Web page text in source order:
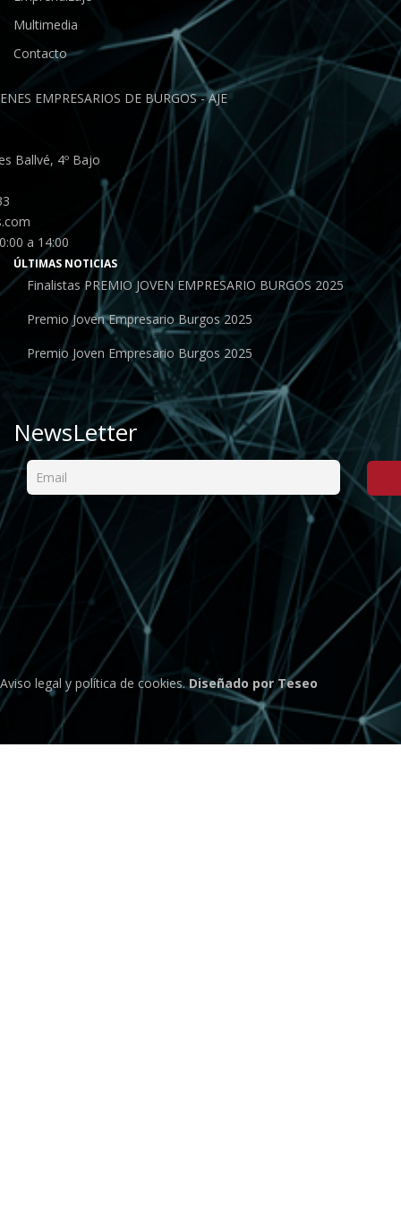
Multimedia
Contacto
EMPRESARIOS DE BURGOS - AJE
Ballvé, 4º Bajo
a 14:00
ÚLTIMAS NOTICIAS
Finalistas PREMIO JOVEN EMPRESARIO BURGOS 2025
Premio Joven Empresario Burgos 2025
Premio Joven Empresario Burgos 2025
NewsLetter
Aviso legal y política de cookies.Diseñado por Teseo